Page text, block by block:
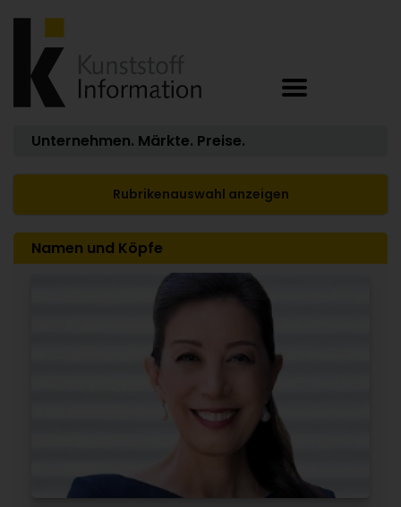
Unternehmen. Märkte. Preise.
Rubrikenauswahl anzeigen
Namen und Köpfe